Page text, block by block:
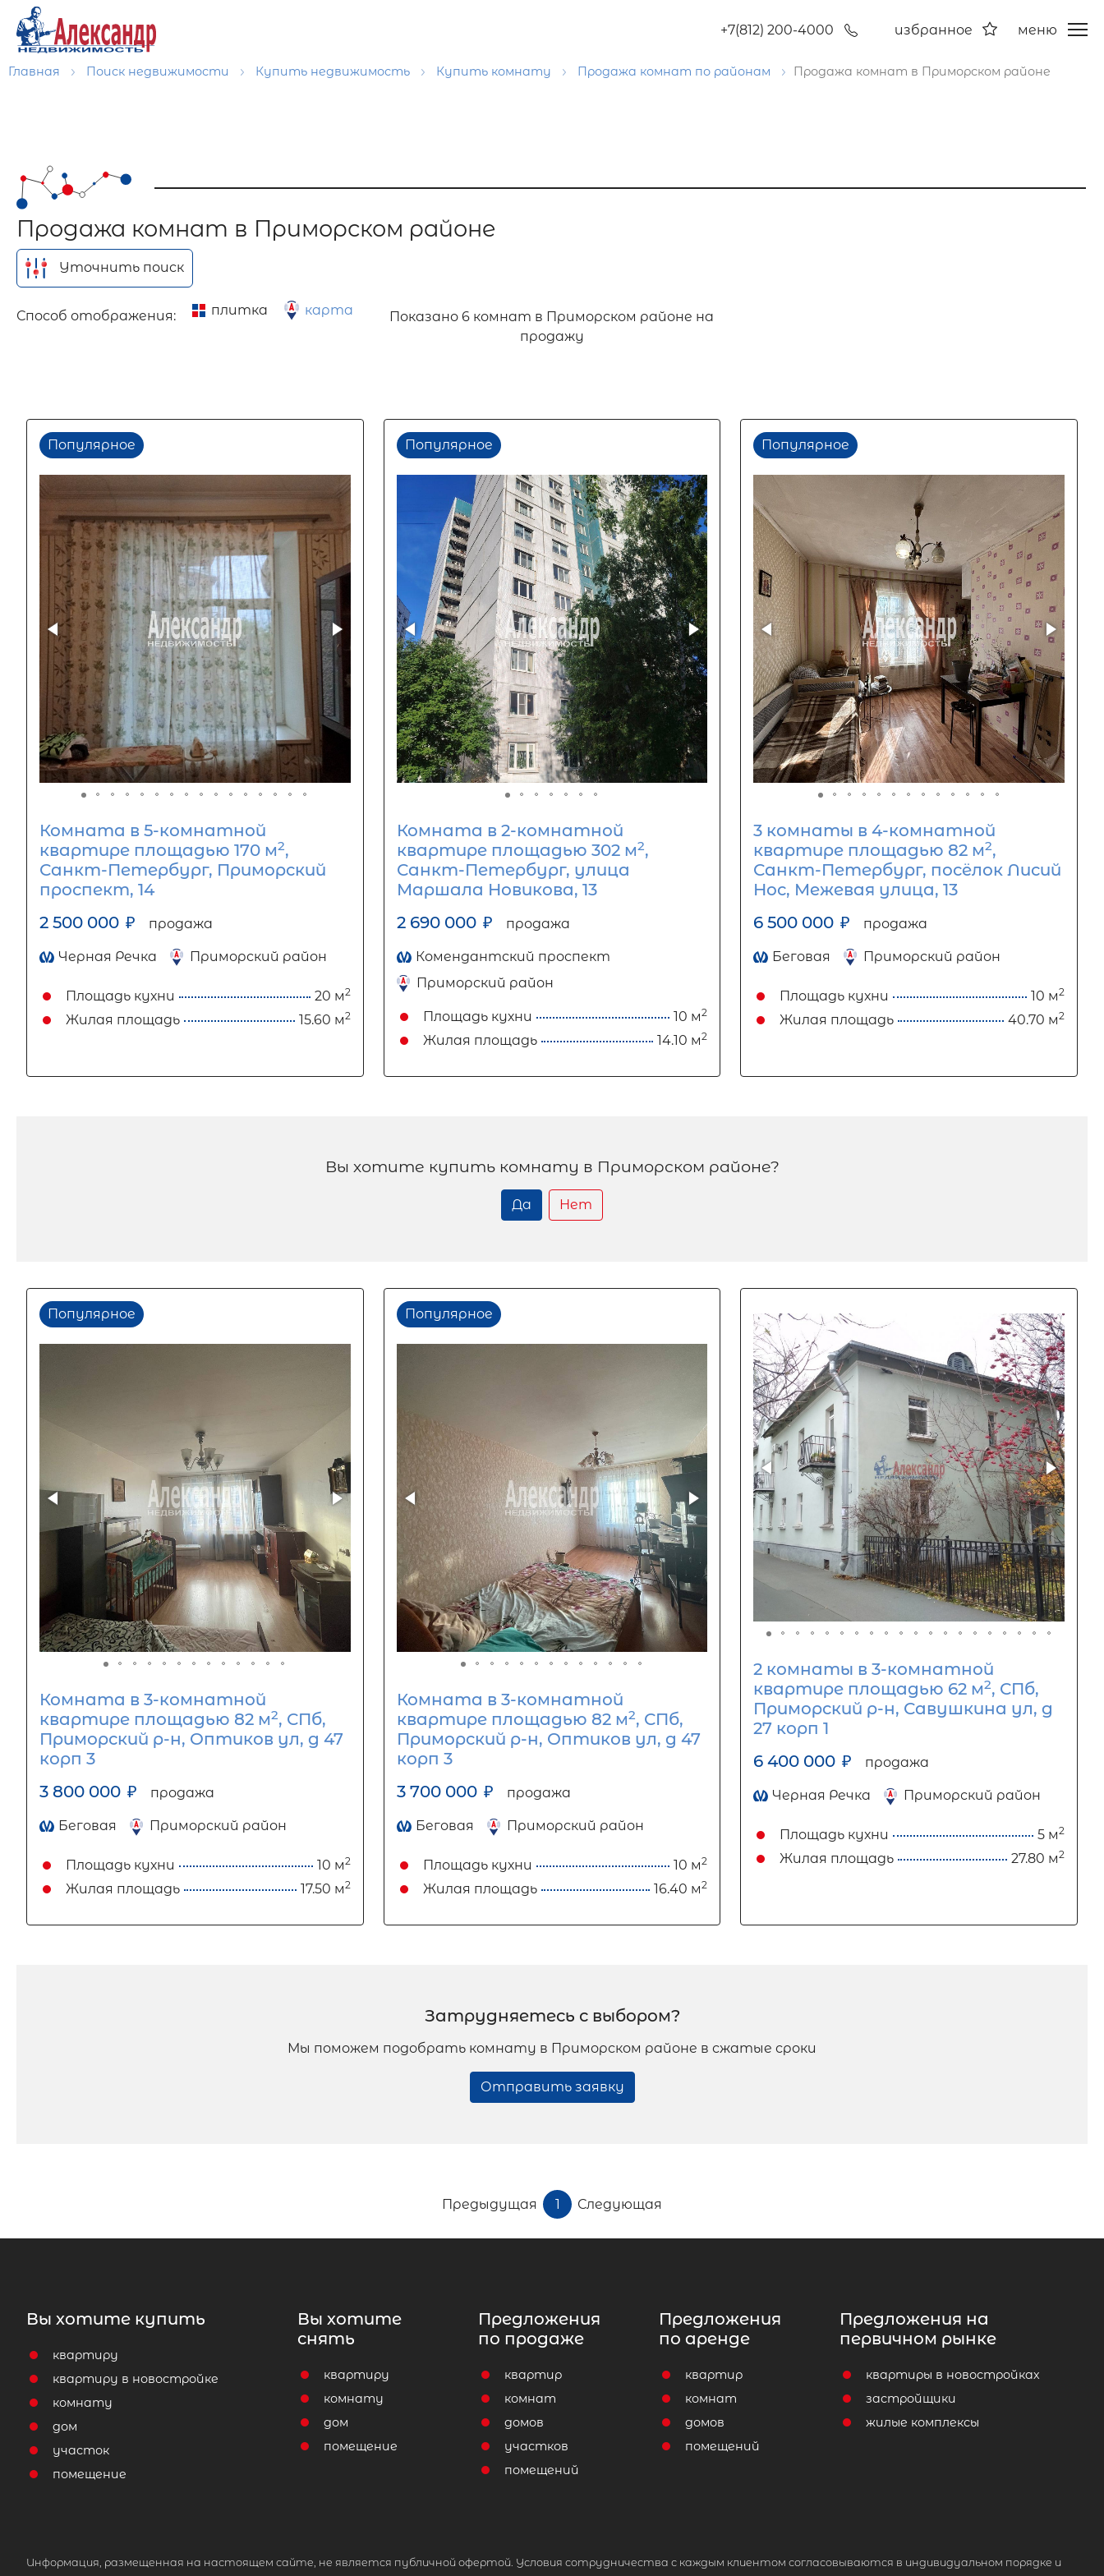
+7(812) 200-4000 избранное меню
Главная Поиск недвижимости Купить недвижимость Купить комнату Продажа комнат по районам Продажа комнат в Приморском районе
Продажа комнат в Приморском районе
Уточнить поиск
Способ отображения: плитка карта Показано6 комнат в Приморском районе на
продажу
Популярное
Комната в 5-комнатной
квартире площадью 170 м2,
Санкт-Петербург, Приморский
проспект, 14
2 500 000 ₽ продажа
Черная Речка Приморский район
Площадь кухни 20 м2
Жилая площадь 15.60 м2
Популярное
Комната в 2-комнатной
квартире площадью 302 м2,
Санкт-Петербург, улица
Маршала Новикова, 13
2 690 000 ₽ продажа
Комендантский проспект
Приморский район
Площадь кухни 10 м2
Жилая площадь 14.10 м2
Популярное
3 комнаты в 4-комнатной
квартире площадью 82 м2,
Санкт-Петербург, посёлок Лисий
Нос, Межевая улица, 13
6 500 000 ₽ продажа
Беговая Приморский район
Площадь кухни 10 м2
Жилая площадь 40.70 м2
Вы хотите купить комнату в Приморском районе?
Да Нет
Популярное
Комната в 3-комнатной
квартире площадью 82 м2, СПб,
Приморский р-н, Оптиков ул, д 47
корп 3
3 800 000 ₽ продажа
Беговая Приморский район
Площадь кухни 10 м2
Жилая площадь 17.50 м2
Популярное
Комната в 3-комнатной
квартире площадью 82 м2, СПб,
Приморский р-н, Оптиков ул, д 47
корп 3
3 700 000 ₽ продажа
Беговая Приморский район
Площадь кухни 10 м2
Жилая площадь 16.40 м2
2 комнаты в 3-комнатной
квартире площадью 62 м2, СПб,
Приморский р-н, Савушкина ул, д
27 корп 1
6 400 000 ₽ продажа
Черная Речка Приморский район
Площадь кухни 5 м2
Жилая площадь 27.80 м2
Затрудняетесь с выбором?
Мы поможем подобрать комнату в Приморском районе в сжатые сроки
Отправить заявку
Предыдущая 1 Следующая
Вы хотите купить
квартиру
квартиру в новостройке
комнату
дом
участок
помещение
Вы хотите
снять
квартиру
комнату
дом
помещение
Предложения
по продаже
квартир
комнат
домов
участков
помещений
Предложения
по аренде
квартир
комнат
домов
помещений
Предложения на
первичном рынке
квартиры в новостройках
застройщики
жилые комплексы
Информация, размещенная на настоящем сайте, не является публичной офертой. Условия сотрудничества с каждым клиентом согласовываются в индивидуальном порядке и